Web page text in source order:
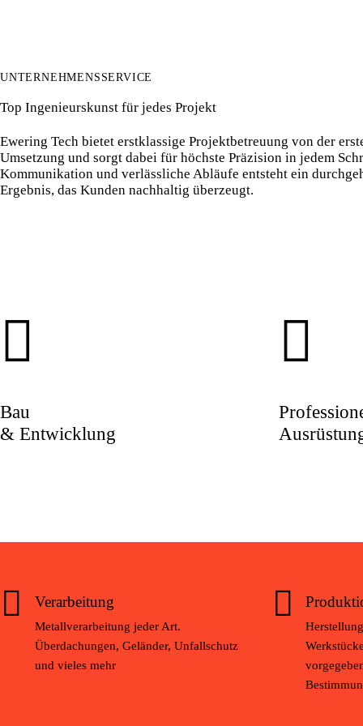
UNTERNEHMENSSERVICE
Top Ingenieurskunst für jedes Projekt
Ewering Tech bietet erstklassige Projektbetreuung von der
Umsetzung und sorgt dabei für höchste Präzision in jedem
Kommunikation und verlässliche Abläufe entsteht ein
Ergebnis, das Kunden nachhaltig überzeugt.
Bau
& Entwicklung
Verarbeitung
Metallverarbeitung jeder Art.
Überdachungen, Geländer, Unfallschutz
und vieles mehr